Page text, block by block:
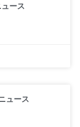
ース
ュース